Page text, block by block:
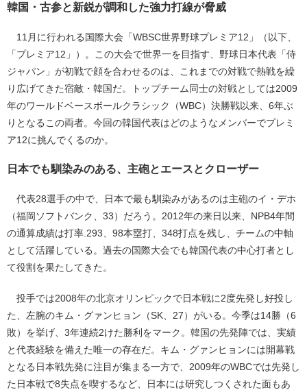
韓国・古参と新鋭が調和した強力打線が脅威
11月に行われる国際大会「WBSC世界野球プレミア12」（以下、
「プレミア12」）。この大会で世界一を目指す、野球日本代表「侍
ジャパン」が初戦で顔を合わせるのは、これまでの対戦で熱戦を繰
り広げてきた宿敵・韓国だ。トップチーム同士の対戦としては2009
年のワールドベースボールクラシック（WBC）決勝戦以来、6年ぶ
りとなるこの両者。今回の韓国代表はどのようなメンバーでプレミ
ア12に挑んでくるのか。
日本でも馴染みのある、主砲とエースとクローザー
代表28選手の中で、日本で最も馴染みがあるのは主砲のイ・デホ
（福岡ソフトバンク、33）だろう。2012年の来日以来、NPB4年間
の通算成績は打率.293、98本塁打、348打点を残し、チームの中軸
として活躍している。過去の国際大会でも韓国代表の中心打者とし
て役割を果たしてきた。
投手では2008年の北京オリンピックで日本戦に2度先発し好投し
た、左腕のキム・グァンヒョン（SK、27）がいる。今季は14勝（6
敗）を挙げ、3年連続2けた勝利をマーク。韓国の先発陣では、実績
と代表経験を備えた唯一の存在だ。キム・グァンヒョンには開幕戦
となる日本戦先発に注目が集まる一方で、2009年のWBCでは先発し
た日本戦で8失点を喫するなど、日本には研究しつくされた面もあ